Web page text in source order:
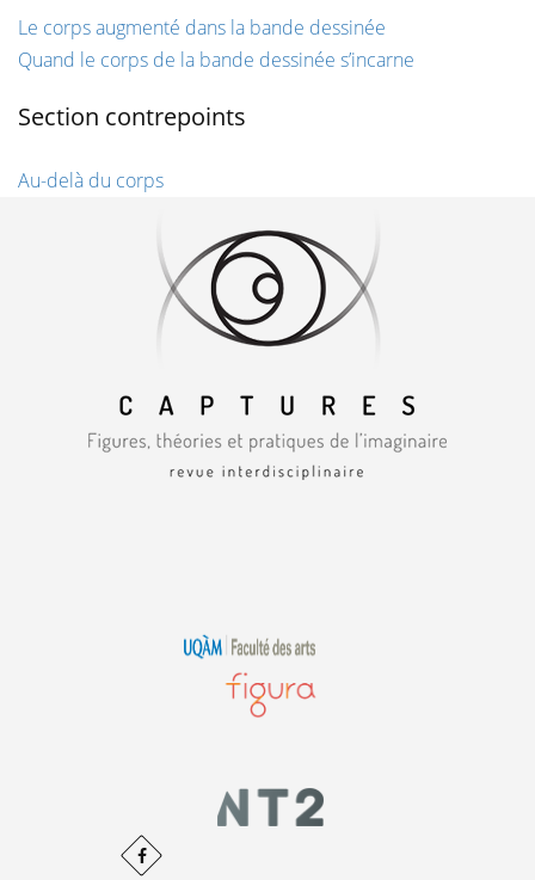
Le corps augmenté dans la bande dessinée
Quand le corps de la bande dessinée s’incarne
Section contrepoints
Au-delà du corps